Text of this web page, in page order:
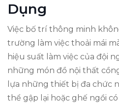
Dụng
Việc bố trí thông minh
trường làm việc thoải mái
hiệu suất làm việc của đội
những món đồ nội thất
lựa những thiết bị đa chức
thể gập lại hoặc ghế ngồi